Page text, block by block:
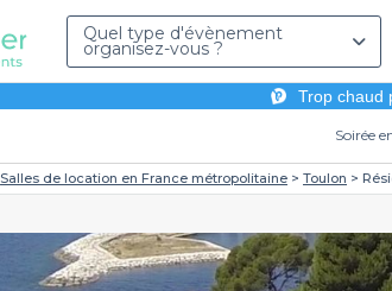
Quel type d'évènement
organisez-vous ?
Trop chaud
Soirée
Salles de location en France métropolitaine Toulon